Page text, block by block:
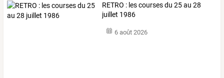
RETRO : les courses du 25 au 28
juillet 1986
6 août 2026